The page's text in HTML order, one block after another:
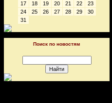
17
18 19 20 21 22
23
24
25 26 27 28 29
30
31
Поиск по новостям